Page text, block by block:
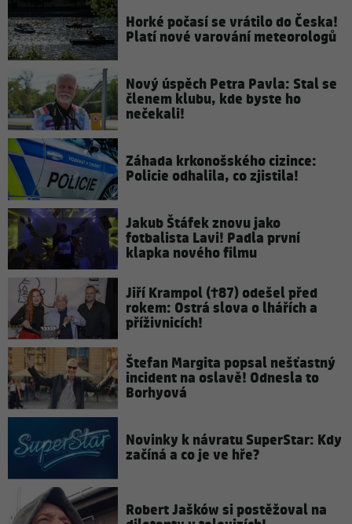
Horké počasí se vrátilo do Česka!
Platí nové varování meteorologů
Nový úspěch Petra Pavla: Stal se
členem klubu, kde byste ho
nečekali!
Záhada krkonošského cizince:
Policie odhalila, co zjistila!
Jakub Štáfek znovu jako
fotbalista Lavi! Padla první
klapka nového filmu
Jiří Krampol (†87) odešel před
rokem: Ostrá slova o lhářích a
příživnicích!
Štefan Margita popsal nešťastný
incident na oslavě! Odnesla to
Borhyová
Novinky k návratu SuperStar: Kdy
začíná a co je ve hře?
Robert Jašków si postěžoval na